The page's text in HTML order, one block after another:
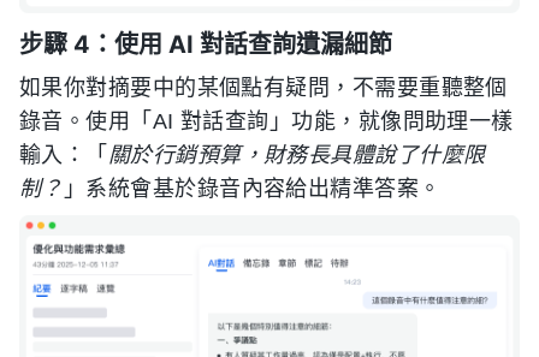
步驟 4：使用 AI 對話查詢遺漏細節
如果你對摘要中的某個點有疑問，不需要重聽整個
錄音。使用「AI 對話查詢」功能，就像問助理一樣
輸入：「 關於行銷預算，財務長具體說了什麼限
制？ 」系統會基於錄音內容給出精準答案。